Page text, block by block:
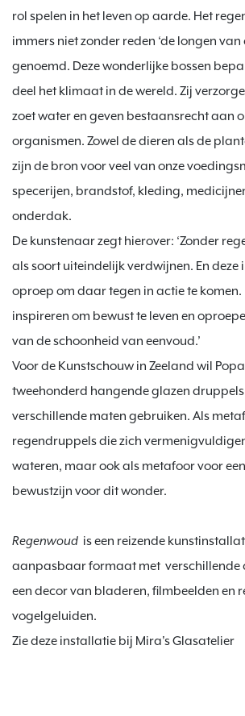
rol spelen in het leven op aarde. Het
immers niet zonder reden ‘de longen van
genoemd. Deze wonderlijke bossen
deel het klimaat in de wereld. Zij
zoet water en geven bestaansrecht aan
organismen. Zowel de dieren als de
zijn de bron voor veel van onze
specerijen, brandstof, kleding,
onderdak.
De kunstenaar zegt hierover: ‘Zonder
als soort uiteindelijk verdwijnen. En deze
oproep om daar tegen in actie te komen.
inspireren om bewust te leven en
van de schoonheid van eenvoud.’
Voor de Kunstschouw in Zeeland wil
tweehonderd hangende glazen
verschillende maten gebruiken. Als
regendruppels die zich
wateren, maar ook als metafoor voor
bewustzijn voor dit wonder.
Regenwoud is een reizende
aanpasbaar formaat met  verschillende
een decor van bladeren, filmbeelden en
vogelgeluiden.
Zie deze installatie bij Mira's Glasatelier